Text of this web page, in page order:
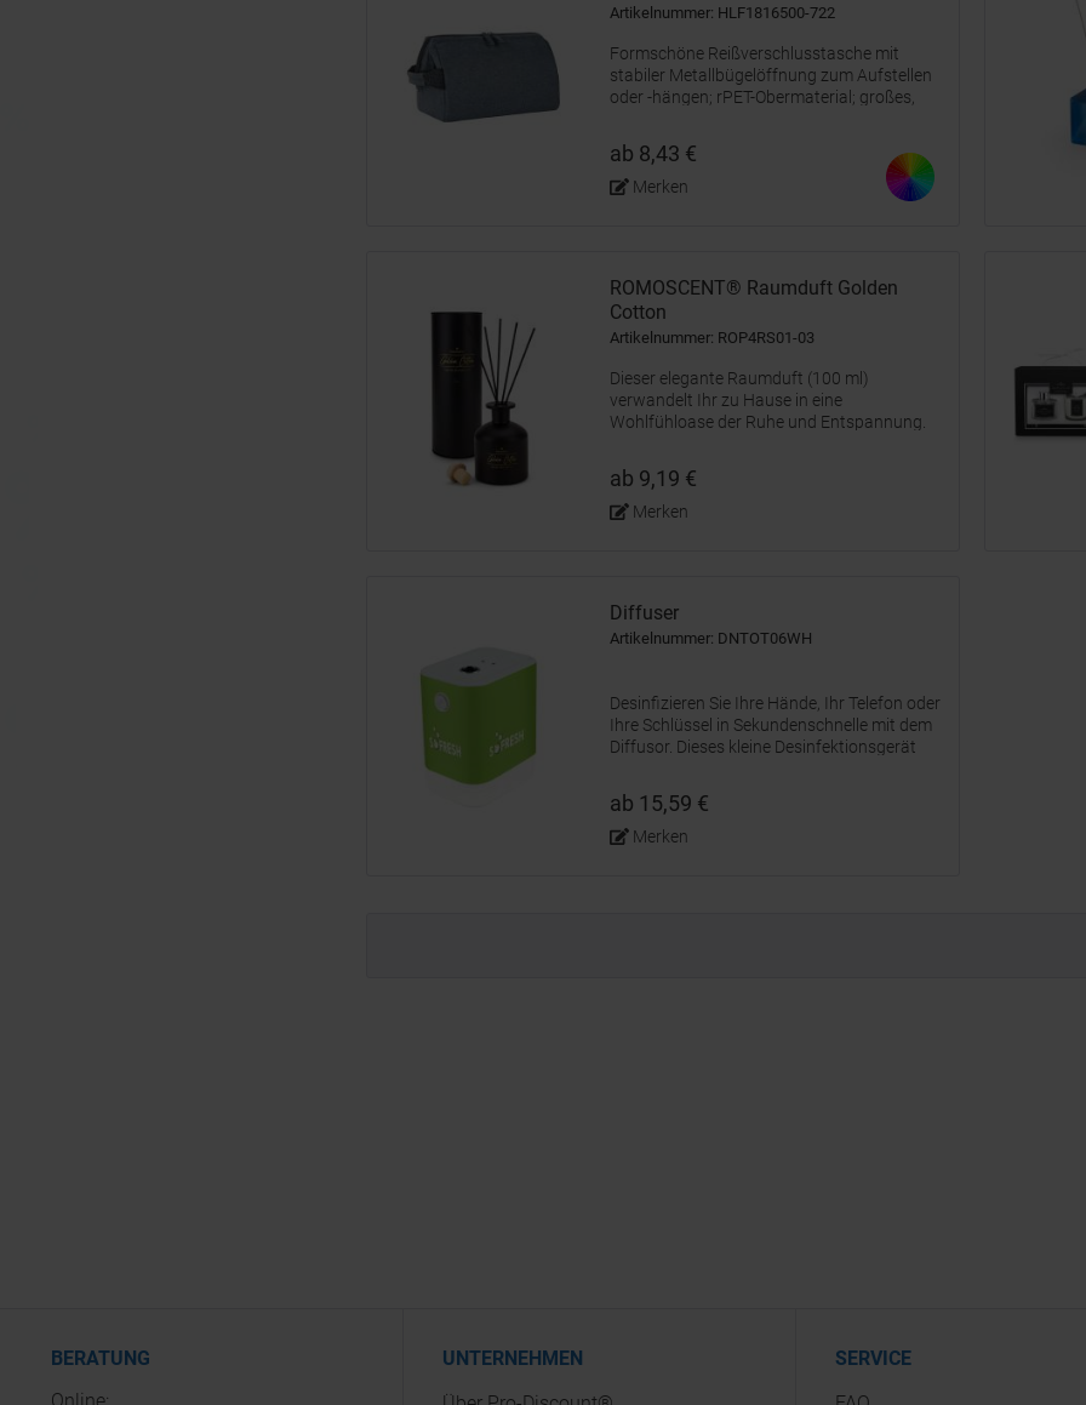
Artikelnummer: HLF1816500-722
Formschöne Reißverschlusstasche mit
stabiler Metallbügelöffnung zum Aufstellen
oder -hängen; rPET-Obermaterial; großes,
Organizer-Elementen;
Reißverschlussvortasche; Handgriff
ab 8,43 €
Merken
ROMOSCENT® Raumduft Golden
Cotton
Artikelnummer: ROP4RS01-03
Dieser elegante Raumduft (100 ml)
verwandelt Ihr zu Hause in eine
Wohlfühloase der Ruhe und Entspannung.
Baumwolle und erfreuen Sie sich an der
modernen Optik dieses Raumerfrischers.
Das...
ab 9,19 €
Merken
Diffuser
Artikelnummer: DNTOT06WH
Desinfizieren Sie Ihre Hände, Ihr Telefon oder
Ihre Schlüssel in Sekundenschnelle mit dem
Diffusor. Dieses kleine Desinfektionsgerät
werden. Der Diffuser wird über ein USB Typ-
C-Anschluss aufgeladen...
ab 15,59 €
Merken
BERATUNG
UNTERNEHMEN
SERVICE